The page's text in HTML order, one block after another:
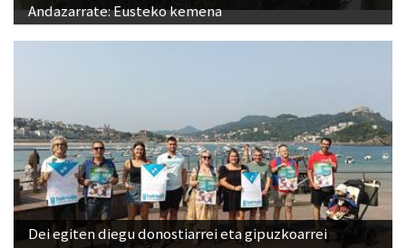
Andazarrate: Eusteko kemena
Dei egiten diegu donostiarrei eta gipuzkoarrei